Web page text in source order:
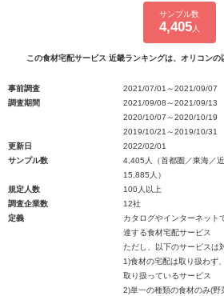
サンプル数
4,405人
この食材宅配サービス 近畿ランキングは、オリコンの
事前調査
2021/07/01～2021/09/07
調査期間
2021/09/08～2021/09/13
2020/10/07～2020/10/19
2019/10/21～2019/10/31
更新日
2022/02/01
サンプル数
4,405人（首都圏／東海／
15,885人）
規定人数
100人以上
調査企業数
12社
定義
カタログやインターネット
達する食材宅配サービス
ただし、以下のサービスは
1)食材の宅配は取り扱わず
取り扱っているサービス
2)単一の種類の食材のみ(野